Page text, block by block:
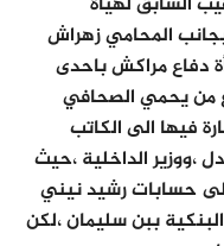
المحامي زهراش
دفاع مراكش باحدى
من يحمي الصحافي
فيها الى الكاتب
،ووزير الداخلية ،حيث
حسابات رشيد نيني
ببن سليمان ،لكن